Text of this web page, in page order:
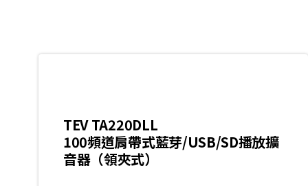
TEV TA220DLL
100頻道肩帶式藍芽/USB/SD播放擴
音器（領夾式）